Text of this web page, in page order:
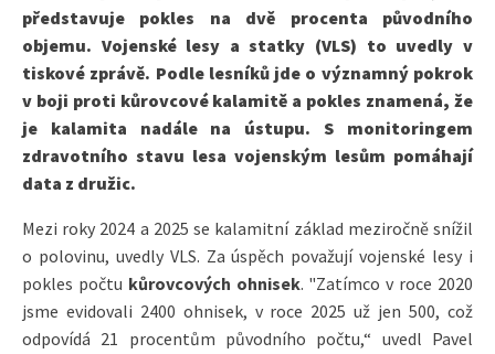
představuje pokles na dvě procenta původního
objemu. Vojenské lesy a statky (VLS) to uvedly v
tiskové zprávě. Podle lesníků jde o významný pokrok
v boji proti kůrovcové kalamitě a pokles znamená, že
je kalamita nadále na ústupu. S monitoringem
zdravotního stavu lesa vojenským lesům pomáhají
data z družic.
Mezi roky 2024 a 2025 se kalamitní základ meziročně snížil
o polovinu, uvedly VLS. Za úspěch považují vojenské lesy i
pokles počtu kůrovcových ohnisek. "Zatímco v roce 2020
jsme evidovali 2400 ohnisek, v roce 2025 už jen 500, což
odpovídá 21 procentům původního počtu,“ uvedl Pavel